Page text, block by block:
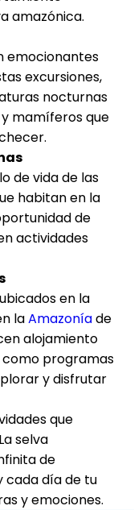
amazónica.
emocionantes
excursiones,
nocturnas
mamíferos que
de vida de las
habitan en la
de
actividades
en la
laAmazoníade
alojamiento
como programas
y disfrutar
que
selva
de
cada día de tu
y emociones.